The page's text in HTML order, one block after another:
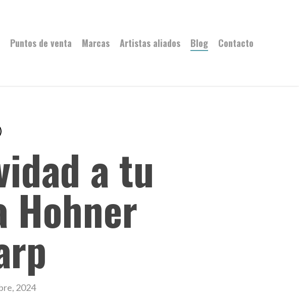
Puntos de venta Marcas Artistas aliados Blog Contacto
a tu
Hohner
2024